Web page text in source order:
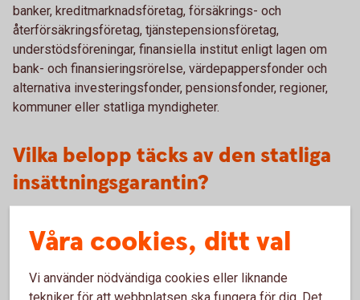
banker, kreditmarknadsföretag, försäkrings- och
återförsäkringsföretag, tjänstepensionsföretag,
understödsföreningar, finansiella institut enligt lagen om
bank- och finansieringsrörelse, värdepappersfonder och
alternativa investeringsfonder, pensionsfonder, regioner,
kommuner eller statliga myndigheter.
Vilka belopp täcks av den statliga
insättningsgarantin?
inlåningskonto upp till 1.150.000 kronor per person och
bank/institut. Alla insättningar hos en bank/institut läggs
samman för att räkna fram vilket belopp en insättare har rätt
till i relation till den banken/institutet. Om en insättare hos
Våra cookies, ditt val
Vi använder nödvändiga cookies eller liknande
tekniker för att webbplatsen ska fungera för dig. Det